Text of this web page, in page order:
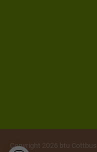
Copyright 2026 btu